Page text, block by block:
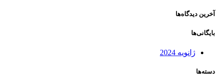
آخرین دیدگاه‌ها
بایگانی‌ها
ژانویه 2024
دسته‌ها